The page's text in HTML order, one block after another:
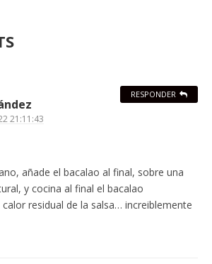
21:11:43
añade el bacalao al final, sobre una
y cocina al final el bacalao
calor residual de la salsa… increiblemente
RESPONDER